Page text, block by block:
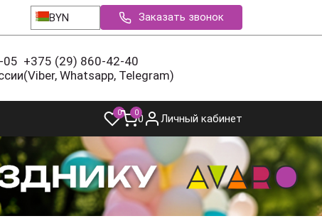
BYN Заказать звонок
05 +375 (29) 860-42-40
(Viber, Whatsapp, Telegram)
0 00 Личный кабинет